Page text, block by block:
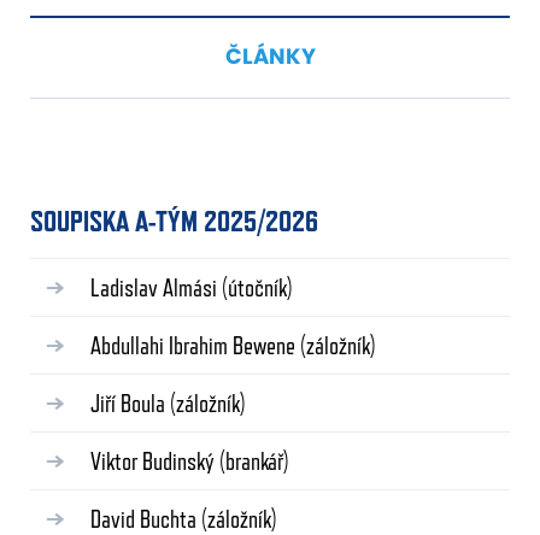
ČLÁNKY
SOUPISKA A-TÝM 2025/2026
Ladislav Almási (útočník)
Abdullahi Ibrahim Bewene (záložník)
Jiří Boula (záložník)
Viktor Budinský (brankář)
David Buchta (záložník)